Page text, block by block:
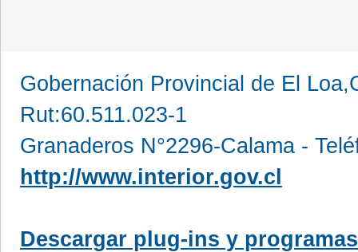
Gobernación Provincial de El
Rut:60.511.023-1
Granaderos N°2296-Calama -
http://www.interior.gov.cl
Descargar plug-ins y